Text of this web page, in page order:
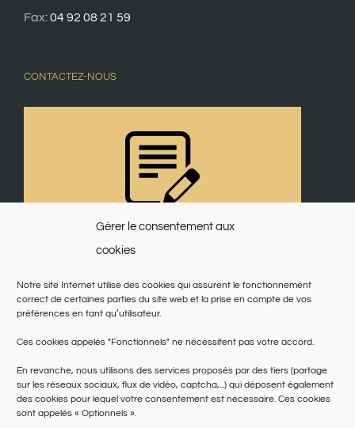
Gérer le consentement aux
cookies
Notre site Internet utilise des cookies qui assurent le fonctionnement
correct de certaines parties du site web et la prise en compte de vos
préférences en tant qu’utilisateur.
Ces cookies appelés "Fonctionnels" ne nécessitent pas votre accord.
En revanche, nous utilisons des services proposés par des tiers (partage
sur les réseaux sociaux, flux de vidéo, captcha,...) qui déposent également
des cookies pour lequel votre consentement est nécessaire. Ces cookies
sont appelés « Optionnels ».
Fax:04 92 08 21 59
CONTACTEZ-NOUS